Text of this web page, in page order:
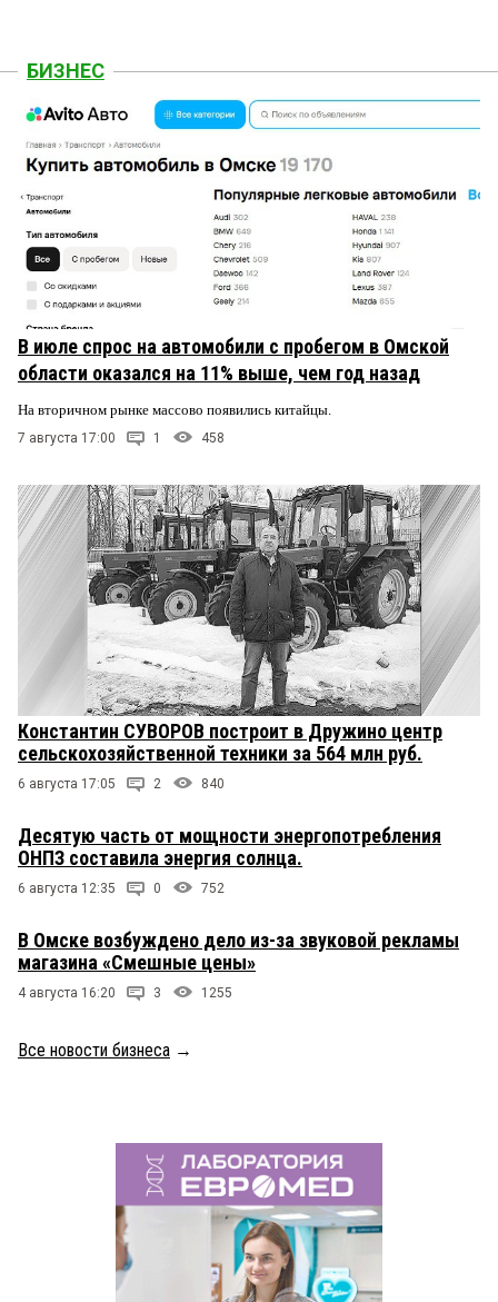
БИЗНЕС
В июле спрос на автомобили с пробегом в Омской
области оказался на 11% выше, чем год назад
На вторичном рынке массово появились китайцы.
7 августа 17:00 1 458
Константин СУВОРОВ построит в Дружино центр
сельскохозяйственной техники за 564 млн руб.
6 августа 17:05 2 840
Десятую часть от мощности энергопотребления
ОНПЗ составила энергия солнца.
6 августа 12:35 0 752
В Омске возбуждено дело из-за звуковой рекламы
магазина «Смешные цены»
4 августа 16:20 3 1255
Все новости бизнеса →